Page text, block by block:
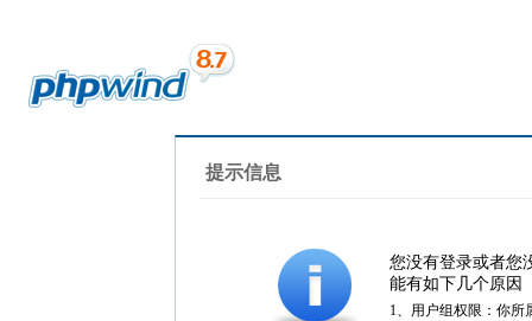
提示信息
您没有登录或者您
能有如下几个原因
1、用户组权限：你所